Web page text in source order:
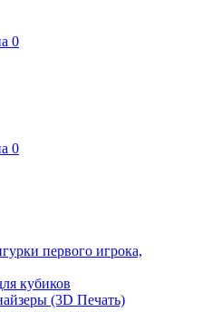
0
0
первого игрока,
кубиков
(3D Печать)